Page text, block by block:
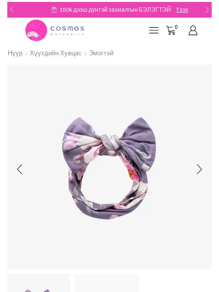
180k дээш дүнтэй захиалгын БЭЛЭГТЭЙ Үзэх
0
Нүүр Хүүхдийн Хувцас Эмэгтэй